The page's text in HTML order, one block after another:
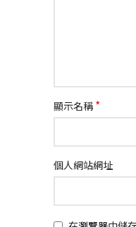
顯示名稱 *
個人網站網址